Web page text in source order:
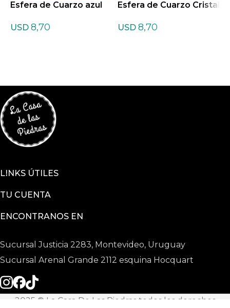
Esfera de Cuarzo azul
USD 8,70
Esfera de Cuarzo Cristal
USD 8,70
LINKS ÚTILES
TU CUENTA
ENCONTRANOS EN
Sucursal Justicia 2283, Montevideo, Uruguay
Sucursal Arenal Grande 2112 esquina Hocquart
2025 © La Casa De Las Piedras todos los derechos